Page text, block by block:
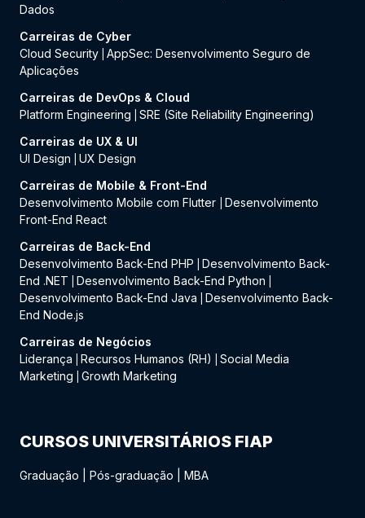
Dados
Carreiras de Cyber
Cloud Security AppSec: Desenvolvimento Seguro de
Aplicações
Carreiras de DevOps & Cloud
Platform Engineering
SRE (Site Reliability Engineering)
Carreiras de UX & UI
UI Design
UX Design
Carreiras de Mobile & Front-End
Desenvolvimento Mobile com Flutter
Desenvolvimento
Front-End React
Carreiras de Back-End
Desenvolvimento Back-End PHP
Desenvolvimento Back-
End .NET
Desenvolvimento Back-End Python
Desenvolvimento Back-End Java
Desenvolvimento Back-
End Node.js
Carreiras de Negócios
Liderança
Recursos Humanos (RH)
Social Media
Marketing
Growth Marketing
CURSOS UNIVERSITÁRIOS FIAP
Graduação Pós-graduação MBA